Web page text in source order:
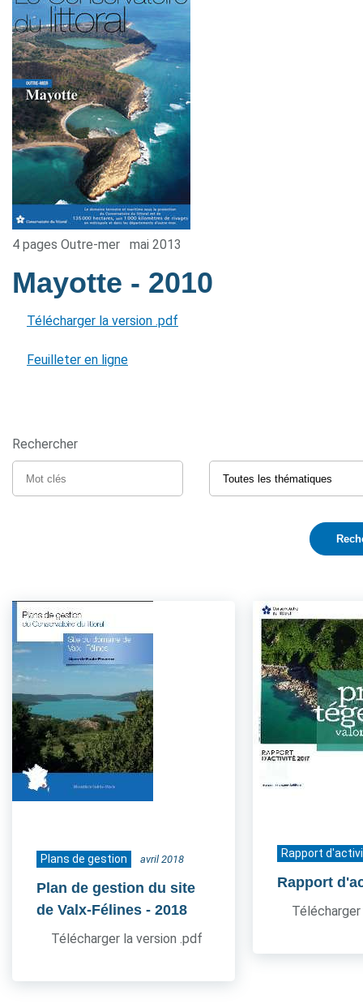
4 pages Outre-mer mai 2013
Mayotte - 2010
Télécharger la version .pdf
Feuilleter en ligne
Rechercher
Plans de gestion avril 2018
Plan de gestion du site
de Valx-Félines - 2018
Télécharger la version .pdf
Rapport
Rapport